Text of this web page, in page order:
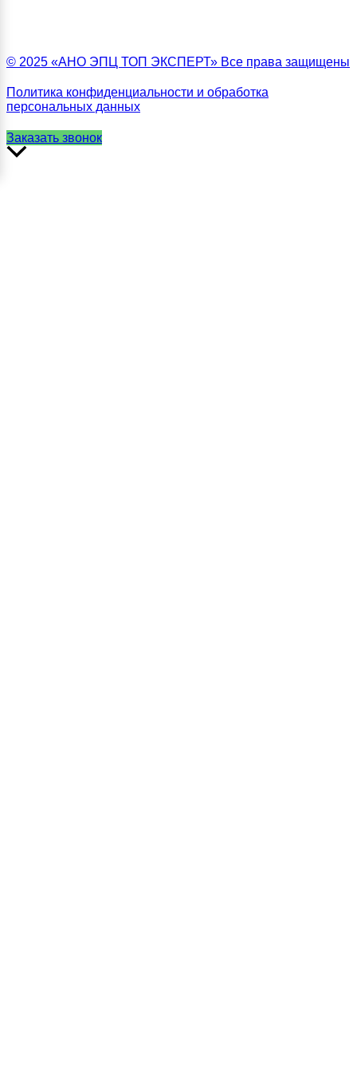
© 2025 «АНО ЭПЦ ТОП ЭКСПЕРТ» Все права защищены
Политика конфиденциальности и обработка
персональных данных
Заказать звонок